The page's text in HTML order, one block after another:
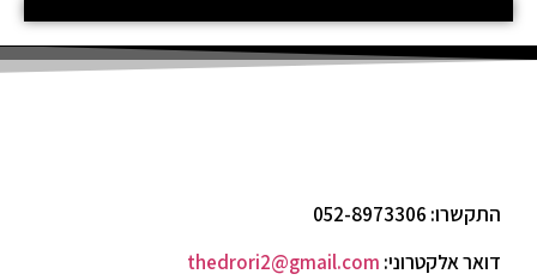
התקשרו: 052-8973306
דואר אלקטרוני: thedrori2@gmail.com